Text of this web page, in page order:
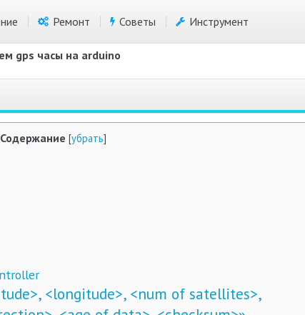
Ремонт Советы Инструмент
gps часы на arduino
Содержание [убрать]
<longitude>, <num of satellites>,